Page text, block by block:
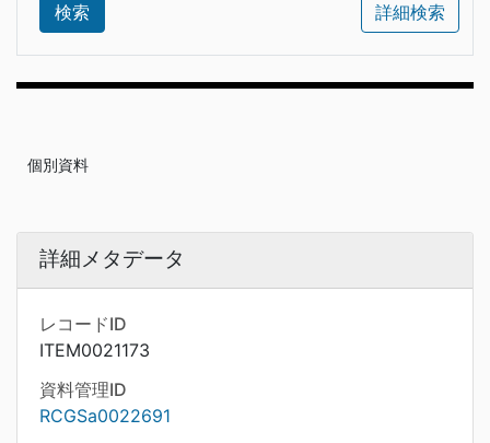
検索 詳細検索
個別資料
詳細メタデータ
レコードID
ITEM0021173
資料管理ID
RCGSa0022691